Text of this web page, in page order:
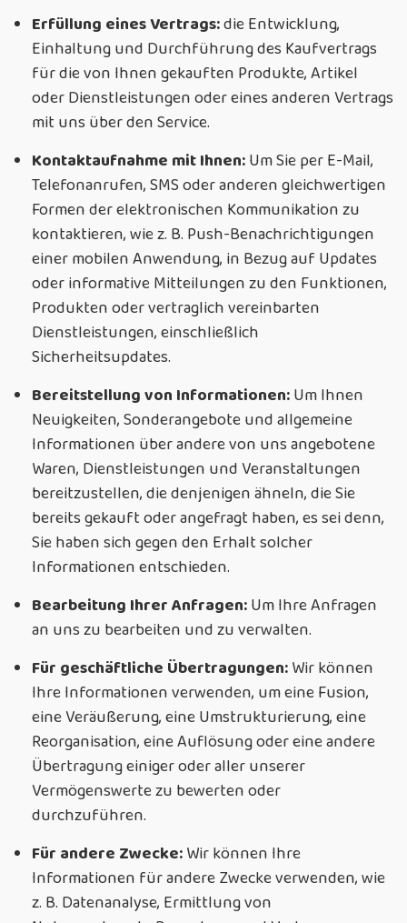
Erfüllung eines Vertrags:die Entwicklung,
Einhaltung und Durchführung des Kaufvertrags
für die von Ihnen gekauften Produkte, Artikel
oder Dienstleistungen oder eines anderen Vertrags
mit uns über den Service.
Kontaktaufnahme mit Ihnen:Um Sie per E-Mail,
Telefonanrufen, SMS oder anderen gleichwertigen
Formen der elektronischen Kommunikation zu
kontaktieren, wie z. B. Push-Benachrichtigungen
einer mobilen Anwendung, in Bezug auf Updates
oder informative Mitteilungen zu den Funktionen,
Produkten oder vertraglich vereinbarten
Dienstleistungen, einschließlich
Sicherheitsupdates.
Bereitstellung von Informationen:Um Ihnen
Neuigkeiten, Sonderangebote und allgemeine
Informationen über andere von uns angebotene
Waren, Dienstleistungen und Veranstaltungen
bereitzustellen, die denjenigen ähneln, die Sie
bereits gekauft oder angefragt haben, es sei denn,
Sie haben sich gegen den Erhalt solcher
Informationen entschieden.
Bearbeitung Ihrer Anfragen:Um Ihre Anfragen
an uns zu bearbeiten und zu verwalten.
Für geschäftliche Übertragungen:Wir können
Ihre Informationen verwenden, um eine Fusion,
eine Veräußerung, eine Umstrukturierung, eine
Reorganisation, eine Auflösung oder eine andere
Übertragung einiger oder aller unserer
Vermögenswerte zu bewerten oder
durchzuführen.
Für andere Zwecke:Wir können Ihre
Informationen für andere Zwecke verwenden, wie
z. B. Datenanalyse, Ermittlung von